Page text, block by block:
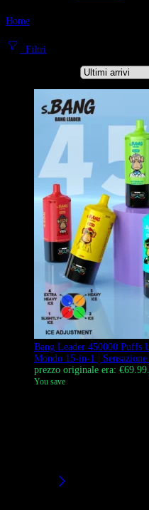
Home
Filtri
Bang Leader 450000 Puffs
Mondo 15-in-1 |
prezzo originale era: €69.99.
You save